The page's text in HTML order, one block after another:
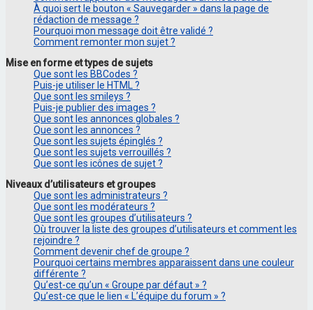
À quoi sert le bouton « Sauvegarder » dans la page de
rédaction de message ?
Pourquoi mon message doit être validé ?
Comment remonter mon sujet ?
Mise en forme et types de sujets
Que sont les BBCodes ?
Puis-je utiliser le HTML ?
Que sont les smileys ?
Puis-je publier des images ?
Que sont les annonces globales ?
Que sont les annonces ?
Que sont les sujets épinglés ?
Que sont les sujets verrouillés ?
Que sont les icônes de sujet ?
Niveaux d’utilisateurs et groupes
Que sont les administrateurs ?
Que sont les modérateurs ?
Que sont les groupes d’utilisateurs ?
Où trouver la liste des groupes d’utilisateurs et comment les
rejoindre ?
Comment devenir chef de groupe ?
Pourquoi certains membres apparaissent dans une couleur
différente ?
Qu’est-ce qu’un « Groupe par défaut » ?
Qu’est-ce que le lien « L’équipe du forum » ?